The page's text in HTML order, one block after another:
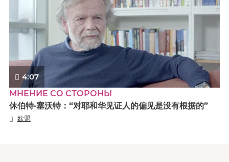
4:07
МНЕНИЕ СО СТОРОНЫ
休伯特·塞沃特：“对耶和华见证人的偏见是没有根据的”
欧盟